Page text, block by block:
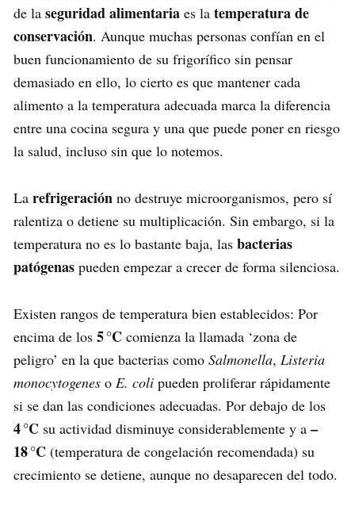
de la seguridad alimentaria es la temperatura de
conservación. Aunque muchas personas confían en el
buen funcionamiento de su frigorífico sin pensar
demasiado en ello, lo cierto es que mantener cada
alimento a la temperatura adecuada marca la diferencia
entre una cocina segura y una que puede poner en riesgo
la salud, incluso sin que lo notemos.
La refrigeración no destruye microorganismos, pero sí
ralentiza o detiene su multiplicación. Sin embargo, si la
temperatura no es lo bastante baja, las bacterias
patógenas pueden empezar a crecer de forma silenciosa.
Existen rangos de temperatura bien establecidos: Por
encima de los 5 °C comienza la llamada ‘zona de
peligro’ en la que bacterias como Salmonella, Listeria
monocytogenes o E. coli pueden proliferar rápidamente
si se dan las condiciones adecuadas. Por debajo de los
4 °C su actividad disminuye considerablemente y a –
18 °C (temperatura de congelación recomendada) su
crecimiento se detiene, aunque no desaparecen del todo.